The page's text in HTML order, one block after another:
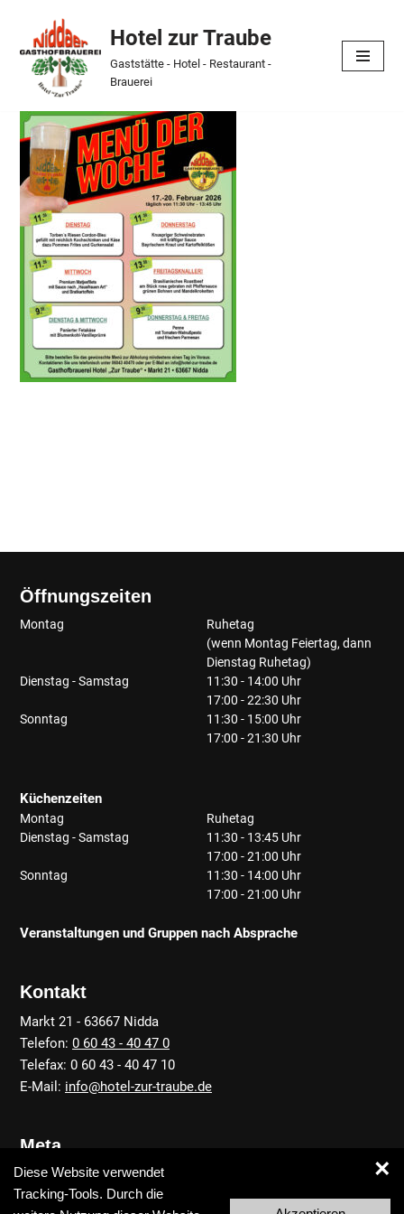
Skip
content
Hotel zur Traube
Gaststätte - Hotel - Restaurant -
Brauerei
Öffnungszeiten
Montag
Ruhetag
(wenn Montag Feiertag, dann
Dienstag Ruhetag)
Dienstag - Samstag
11:30 - 14:00 Uhr
17:00 - 22:30 Uhr
Sonntag
11:30 - 15:00 Uhr
17:00 - 21:30 Uhr
Küchenzeiten
Montag
Ruhetag
Dienstag - Samstag
11:30 - 13:45 Uhr
17:00 - 21:00 Uhr
Sonntag
11:30 - 14:00 Uhr
17:00 - 21:00 Uhr
Veranstaltungen und Gruppen nach Absprache
Kontakt
Markt 21 - 63667 Nidda
Telefon: 0 60 43 - 40 47 0
Telefax: 0 60 43 - 40 47 10
E-Mail: info@hotel-zur-traube.de
Meta
Anfahrt
Kontakt
×
Diese Website verwendet
Tracking-Tools. Durch die